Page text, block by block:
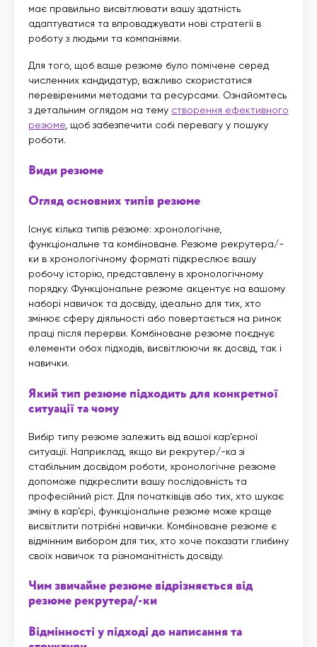
має правильно висвітлювати вашу здатність
адаптуватися та впроваджувати нові стратегії в
роботу з людьми та компаніями.
Для того, щоб ваше резюме було помічене серед
численних кандидатур, важливо скористатися
перевіреними методами та ресурсами. Ознайомтесь
з детальним оглядом на тему створення ефективного
резюме , щоб забезпечити собі перевагу у пошуку
роботи.
Види резюме
Огляд основних типів резюме
Існує кілька типів резюме: хронологічне,
функціональне та комбіноване. Резюме рекрутера/-
ки в хронологічному форматі підкреслює вашу
робочу історію, представлену в хронологічному
порядку. Функціональне резюме акцентує на вашому
наборі навичок та досвіду, ідеально для тих, хто
змінює сферу діяльності або повертається на ринок
праці після перерви. Комбіноване резюме поєднує
елементи обох підходів, висвітлюючи як досвід, так і
навички.
Який тип резюме підходить для конкретної
ситуації та чому
Вибір типу резюме залежить від вашої кар’єрної
ситуації. Наприклад, якщо ви рекрутер/-ка зі
стабільним досвідом роботи, хронологічне резюме
допоможе підкреслити вашу послідовність та
професійний ріст. Для початківців або тих, хто шукає
зміну в кар’єрі, функціональне резюме може краще
висвітлити потрібні навички. Комбіноване резюме є
відмінним вибором для тих, хто хоче показати глибину
своїх навичок та різноманітність досвіду.
Чим звичайне резюме відрізняється від
резюме рекрутера/-ки
Відмінності у підході до написання та